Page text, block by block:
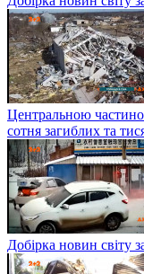
Центральною
сотня загиблих та
Добірка новин світу